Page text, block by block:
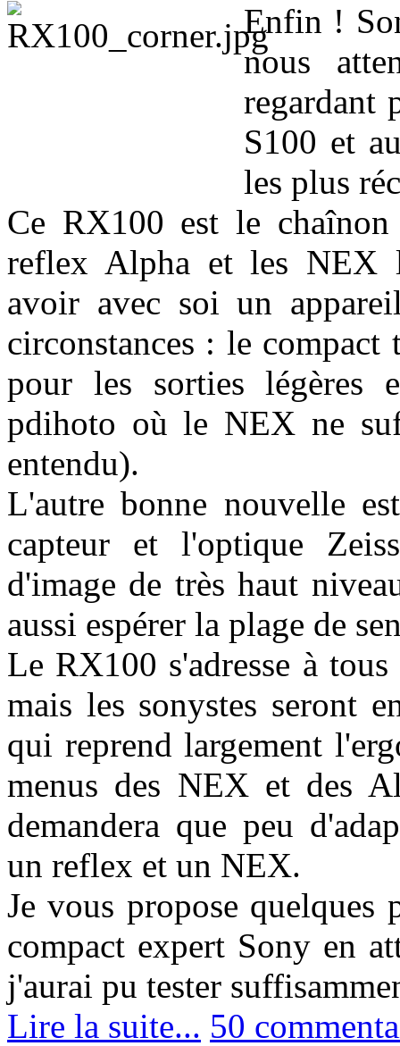
Enfin !
nous
regardant
S100 et
les plus
Ce RX100 est le
reflex Alpha et les NEX
avoir avec soi un
circonstances : le
pour les sorties légères
pdihoto où le NEX ne
entendu).
L'autre bonne nouvelle
capteur et l'optique
d'image de très haut
aussi espérer la plage de
Le RX100 s'adresse à
mais les sonystes seront
qui reprend largement
menus des NEX et des
demandera que peu
un reflex et un NEX.
Je vous propose quelques
compact expert Sony en
j'aurai pu tester
Lire la suite... 50